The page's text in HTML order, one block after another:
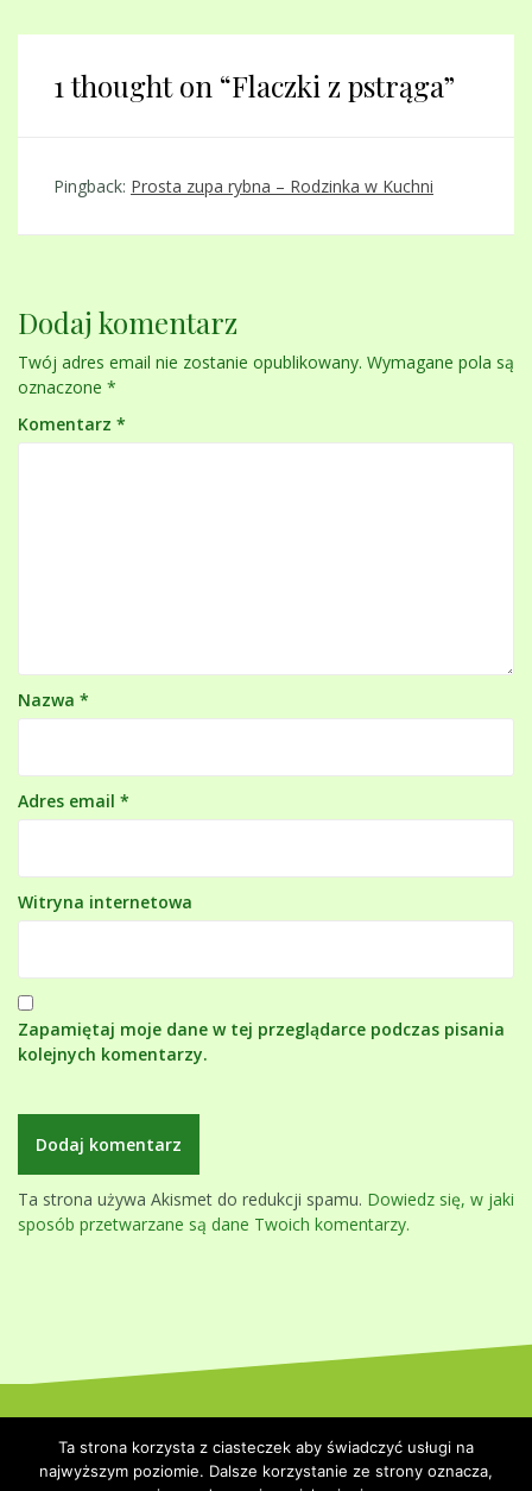
1 thought on “Flaczki z pstrąga”
Pingback: Prosta zupa rybna – Rodzinka w Kuchni
Dodaj komentarz
Twój adres email nie zostanie opublikowany. Wymagane pola są
oznaczone *
Komentarz *
Nazwa *
Adres email *
Witryna internetowa
Zapamiętaj moje dane w tej przeglądarce podczas pisania
kolejnych komentarzy.
Ta strona używa Akismet do redukcji spamu. Dowiedz się, w jaki
sposób przetwarzane są dane Twoich komentarzy.
Themeisle.
Ta strona korzysta z ciasteczek aby świadczyć usługi na
najwyższym poziomie. Dalsze korzystanie ze strony oznacza,